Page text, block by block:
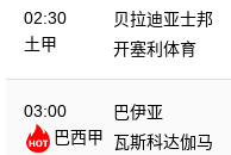
02:30
土甲
贝拉迪亚士邦
开塞利体育
03:00
巴西甲
巴伊亚
瓦斯科达伽马